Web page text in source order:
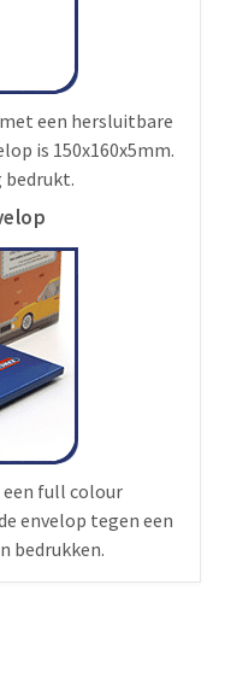
een hersluitbare
is 150x160x5mm.
bedrukt.
een full colour
envelop tegen een
bedrukken.